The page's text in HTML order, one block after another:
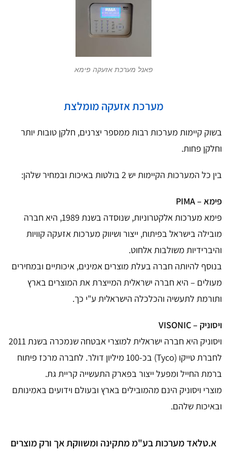
פאנל מערכת אזעקה פימא
מערכת אזעקה מומלצת
בשוק קיימות מערכות רבות ממספר יצרנים, חלקן טובות יותר
וחלקן פחות.
בין כל המערכות הקיימות יש 2 בולטות באיכות ובמחיר שלהן:
פימא – PIMA
פימא מערכות אלקטרוניות, שנוסדה בשנת 1989, היא חברה
מובילה בישראל בפיתוח, ייצור ושיווק מערכות אזעקה קוויות
והיברידיות משולבות אלחוט.
בנוסף להיותה חברה בעלת מוצרים אמינים, איכותיים ובמחירים
מעולים – היא חברה ישראלית המייצרת את המוצרים בארץ
ותורמת לתעשיה והכלכלה הישראלית ע"י כך.
ויסוניק – VISONIC
ויסוניק היא חברה ישראלית למוצרי אבטחה שנמכרה בשנת 2011
לחברת טייקו (Tyco) בכ-100 מיליון דולר. לחברה מרכז פיתוח
ברמת החייל ומפעל ייצור בפארק התעשייה קריית גת.
מוצרי ויסוניק הינם מהמובילים בארץ ובעולם וידועים באמינותם
ובאיכות שלהם.
א.טלאד מערכות בע"מ מתקינה ומשווקת אך ורק מוצרים